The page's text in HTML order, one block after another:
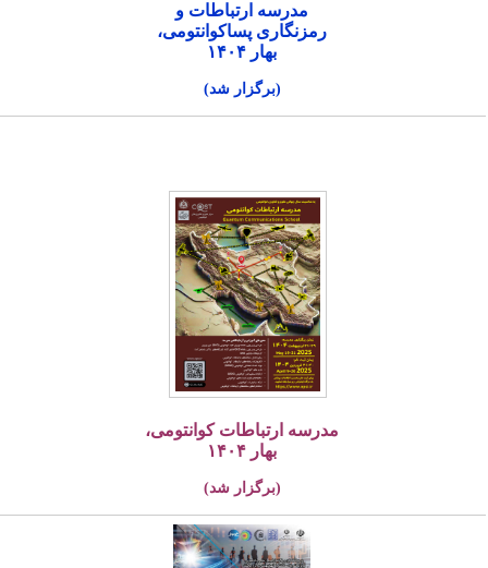
مدرسه ارتباطات و
رمزنگاری پساکوانتومی،
بهار ۱۴۰۴
(برگزار شد)
مدرسه ارتباطات کوانتومی،
بهار ۱۴۰۴
(برگزار شد)